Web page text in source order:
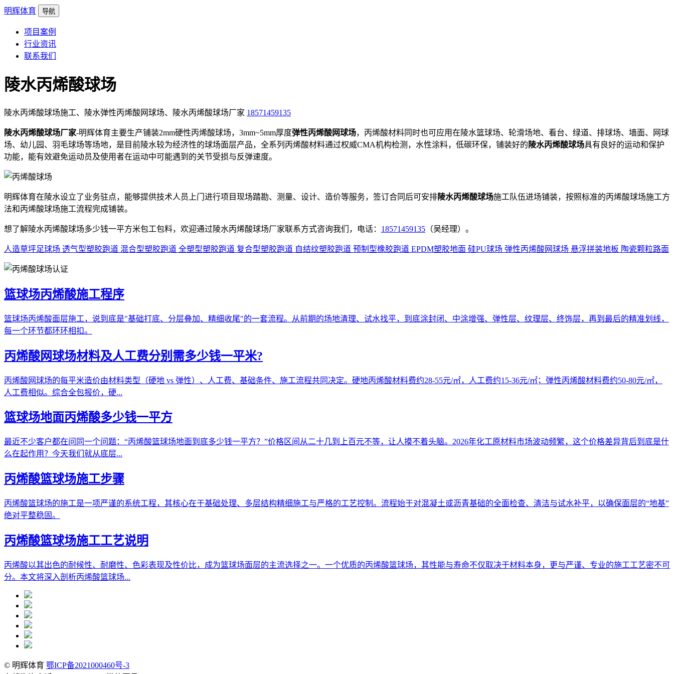
明辉体育 导航
项目案例
行业资讯
联系我们
陵水丙烯酸球场
陵水丙烯酸球场施工、陵水弹性丙烯酸网球场、陵水丙烯酸球场厂家 18571459135
陵水丙烯酸球场厂家-明辉体育主要生产铺装2mm硬性丙烯酸球场，3mm~5mm厚度弹性丙烯酸网球场，丙烯酸材料同时也可应用在陵水篮球场、轮滑场地、看台、绿道、排球场、墙面、网球
场、幼儿园、羽毛球场等场地，是目前陵水较为经济性的球场面层产品，全系列丙烯酸材料通过权威CMA机构检测，水性涂料，低碳环保，铺装好的 陵水丙烯酸球场具有良好的运动和保护
功能，能有效避免运动员及使用者在运动中可能遇到的关节受损与反弹速度。
明辉体育在陵水设立了业务驻点，能够提供技术人员上门进行项目现场踏勘、测量、设计、造价等服务，签订合同后可安排陵水丙烯酸球场施工队伍进场铺装，按照标准的丙烯酸球场施工方
法和丙烯酸球场施工流程完成铺装。
想了解陵水丙烯酸球场多少钱一平方米包工包料，欢迎通过陵水丙烯酸球场厂家联系方式咨询我们，电话： 18571459135 （吴经理）。
人造草坪足球场 透气型塑胶跑道 混合型塑胶跑道 全塑型塑胶跑道 复合型塑胶跑道 自结纹塑胶跑道 预制型橡胶跑道 EPDM塑胶地面 硅PU球场 弹性丙烯酸网球场 悬浮拼装地板 陶瓷颗粒路面
篮球场丙烯酸施工程序
篮球场丙烯酸面层施工，说到底是"基础打底、分层叠加、精细收尾"的一套流程。从前期的场地清理、试水找平，到底涂封闭、中涂增强、弹性层、纹理层、终饰层，再到最后的精准划线，
每一个环节都环环相扣。
丙烯酸网球场材料及人工费分别需多少钱一平米?
丙烯酸网球场的每平米造价由材料类型（硬地 vs 弹性）、人工费、基础条件、施工流程共同决定。硬地丙烯酸材料费约28-55元/㎡，人工费约15-36元/㎡；弹性丙烯酸材料费约50-80元/㎡，
人工费相似。综合全包报价，硬...
篮球场地面丙烯酸多少钱一平方
最近不少客户都在问同一个问题：“丙烯酸篮球场地面到底多少钱一平方？”价格区间从二十几到上百元不等，让人摸不着头脑。2026年化工原材料市场波动频繁，这个价格差异背后到底是什
么在起作用？今天我们就从底层...
丙烯酸篮球场施工步骤
丙烯酸篮球场的施工是一项严谨的系统工程，其核心在于基础处理、多层结构精细施工与严格的工艺控制。流程始于对混凝土或沥青基础的全面检查、清洁与试水补平，以确保面层的“地基”
绝对平整稳固。
丙烯酸篮球场施工工艺说明
丙烯酸以其出色的耐候性、耐磨性、色彩表现及性价比，成为篮球场面层的主流选择之一。一个优质的丙烯酸篮球场，其性能与寿命不仅取决于材料本身，更与严谨、专业的施工工艺密不可
分。本文将深入剖析丙烯酸篮球场...
© 明辉体育 鄂ICP备2021000460号-3